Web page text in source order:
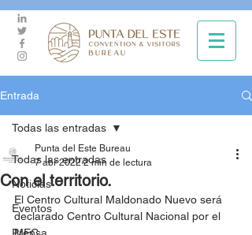
Entrada
Todas las entradas
Noticias
Eventos
Todas las entradas
Con el territorio.
Punta del Este Bureau
7 abr 2022 2 min de lectura
El Centro Cultural Maldonado Nuevo será
declarado Centro Cultural Nacional por el